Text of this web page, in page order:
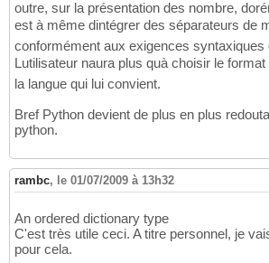
outre, sur la présentation des nombre,
est à même dintégrer des séparateurs de
conformément aux exigences syntaxiques
Lutilisateur naura plus quà choisir le
la langue qui lui convient.
Bref Python devient de plus en plus
python.
rambc, le 01/07/2009 à 13h32
An ordered dictionary type
C'est très utile ceci. A titre personnel, je
pour cela.